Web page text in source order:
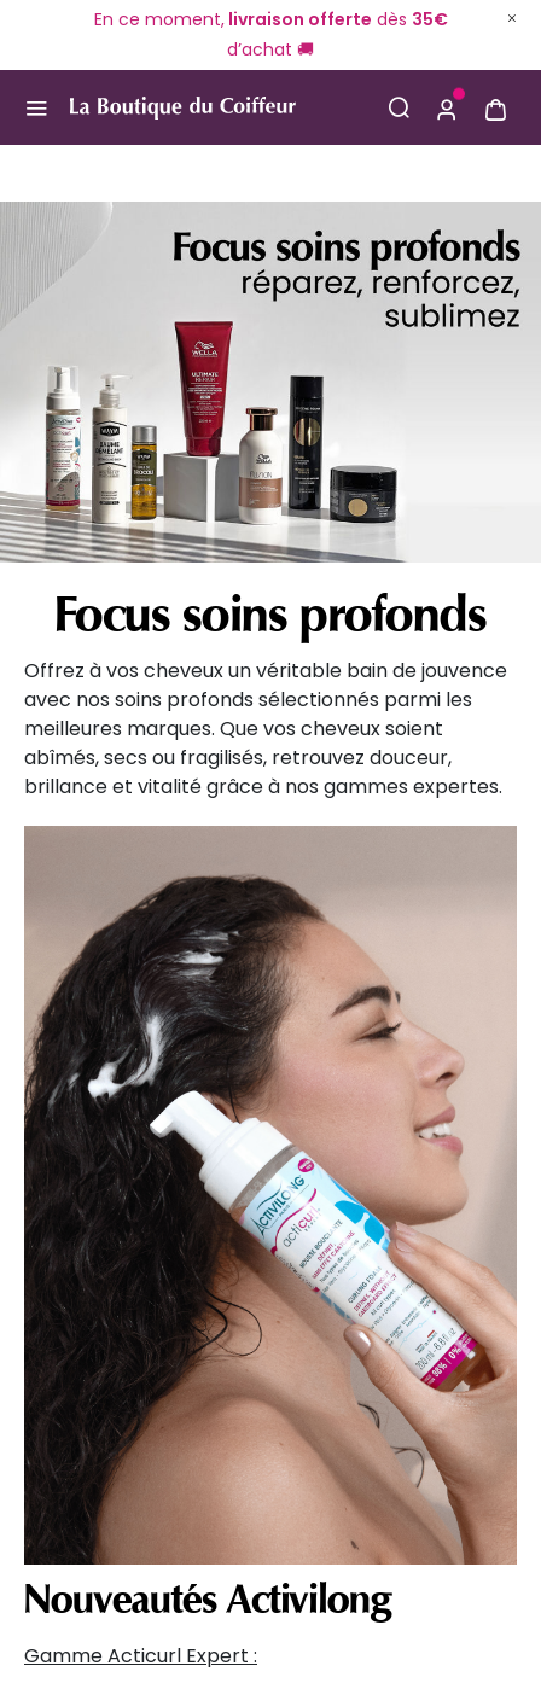
En ce moment,livraison offerte dès 35€
d’achat 🚚
Focus soins profonds
Offrez à vos cheveux un véritable bain de jouvence
avec nos soins profonds sélectionnés parmi les
meilleures marques. Que vos cheveux soient
abîmés, secs ou fragilisés, retrouvez douceur,
brillance et vitalité grâce à nos gammes expertes.
Nouveautés Activilong
Gamme Acticurl Expert :